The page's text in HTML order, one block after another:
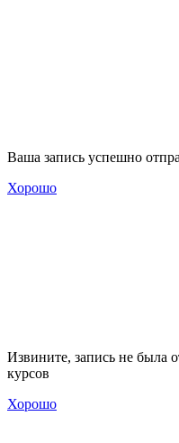
Ваша запись успешно
Хорошо
Извините, запись не была
курсов
Хорошо